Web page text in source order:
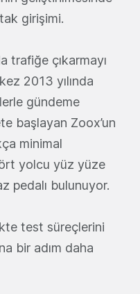
girişimi.
trafiğe çıkarmayı
2013 yılında
gündeme
başlayan Zoox’un
minimal
yolcu yüz yüze
pedalı bulunuyor.
test süreçlerini
bir adım daha